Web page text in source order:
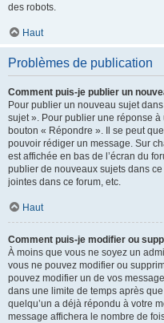
des robots.
Haut
Problèmes de publication
Comment puis-je publier un
Pour publier un nouveau sujet
sujet ». Pour publier une réponse
bouton « Répondre ». Il se peut
pouvoir rédiger un message. Sur
est affichée en bas de l’écran du
publier de nouveaux sujets dans
jointes dans ce forum, etc.
Haut
Comment puis-je modifier ou
À moins que vous ne soyez un
vous ne pouvez modifier ou
pouvez modifier un de vos
dans une limite de temps après
quelqu’un a déjà répondu à votre
message affichera le nombre de